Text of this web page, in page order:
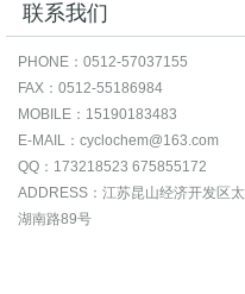
联系我们
PHONE：0512-57037155
FAX：0512-55186984
MOBILE：15190183483
E-MAIL：cyclochem@163.com
QQ：173218523 675855172
ADDRESS：江苏昆山经济开发区太
湖南路89号